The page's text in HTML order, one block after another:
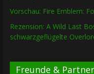
Vorschau: Fire Emblem:
Rezension: A Wild Last
schwarzgeflügelte
Freunde & Partner